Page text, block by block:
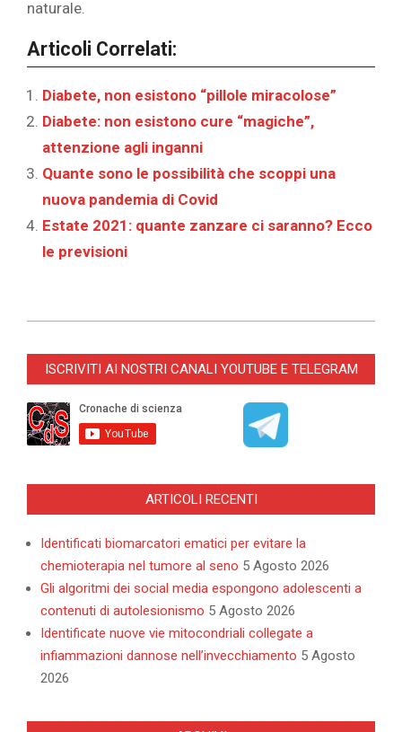
naturale.
Articoli Correlati:
Diabete, non esistono “pillole miracolose”
Diabete: non esistono cure “magiche”,
attenzione agli inganni
Quante sono le possibilità che scoppi una
nuova pandemia di Covid
Estate 2021: quante zanzare ci saranno? Ecco
le previsioni
02-
ISCRIVITI AI NOSTRI CANALI YOUTUBE E TELEGRAM
ARTICOLI RECENTI
Identificati biomarcatori ematici per evitare la
chemioterapia nel tumore al seno 5 Agosto 2026
Gli algoritmi dei social media espongono adolescenti a
contenuti di autolesionismo 5 Agosto 2026
Identificate nuove vie mitocondriali collegate a
infiammazioni dannose nell’invecchiamento 5 Agosto
2026